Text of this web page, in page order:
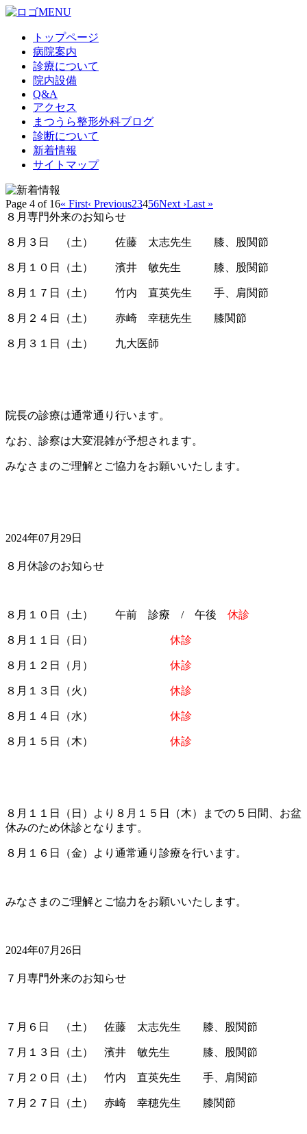
MENU
トップページ
病院案内
診療について
院内設備
Q&A
アクセス
まつうら整形外科ブログ
診断について
新着情報
サイトマップ
Page 4 of 16« First‹ Previous23456Next ›Last »
８月専門外来のお知らせ
８月３日 （土） 佐藤 太志先生 膝、股関節
８月１０日（土） 濱井 敏先生 膝、股関節
８月１７日（土） 竹内 直英先生 手、肩関節
８月２４日（土） 赤崎 幸穂先生 膝関節
８月３１日（土） 九大医師
院長の診療は通常通り行います。
なお、診察は大変混雑が予想されます。
みなさまのご理解とご協力をお願いいたします。
2024年07月29日
８月休診のお知らせ
８月１０日（土） 午前 診療 / 午後 休診
８月１１日（日） 休診
８月１２日（月） 休診
８月１３日（火） 休診
８月１４日（水） 休診
８月１５日（木） 休診
８月１１日（日）より８月１５日（木）までの５日間、お盆
休みのため休診となります。
８月１６日（金）より通常通り診療を行います。
みなさまのご理解とご協力をお願いいたします。
2024年07月26日
７月専門外来のお知らせ
７月６日 （土） 佐藤 太志先生 膝、股関節
７月１３日（土） 濱井 敏先生 膝、股関節
７月２０日（土） 竹内 直英先生 手、肩関節
７月２７日（土） 赤崎 幸穂先生 膝関節